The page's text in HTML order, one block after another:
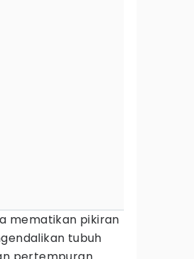
mematikan pikiran
tubuh